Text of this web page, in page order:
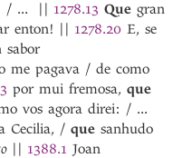
/ ... || 1278.13 Que gran
enton! || 1278.20 E, se
sabor
me pagava / de como
por mui fremosa,que
vos agora direi: / ...
Cecilia, /que sanhudo
|| 1388.1 Joan